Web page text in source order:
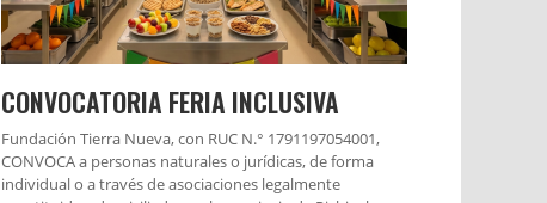
CONVOCATORIA FERIA INCLUSIVA
Fundación Tierra Nueva, con RUC N.° 1791197054001,
CONVOCA a personas naturales o jurídicas, de forma
individual o a través de asociaciones legalmente